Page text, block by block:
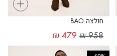
חולצה BAO
₪958
₪ 479